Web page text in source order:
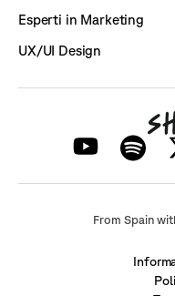
Esperti in Marketing
UX/UI Design
From Spain